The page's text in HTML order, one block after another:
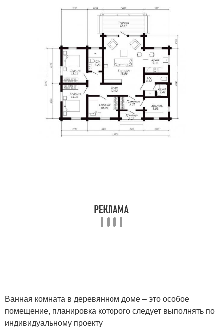
Ванная комната в деревянном доме – это особое
помещение, планировка которого следует выполнять по
индивидуальному проекту